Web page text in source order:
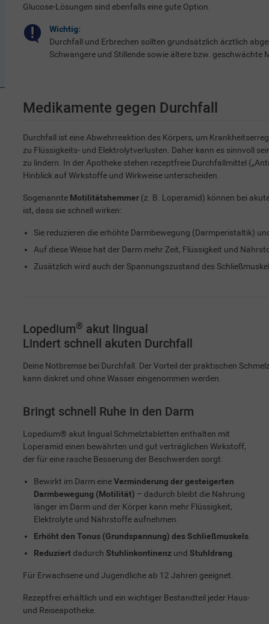
Glucose-Lösungen sind ebenfalls eine gute Option.
Wichtig:
Durchfall und Erbrechen sollten grundsätzlich ärztlich
Schwangere und Stillende sowie ältere bzw. geschwächte
Medikamente gegen Durchfall
Durchfall ist eine Abwehrreaktion des Körpers, um
zu Flüssigkeits- und Elektrolytverlusten. Daher kann es sinnvoll
zu lindern. In der Apotheke stehen rezeptfreie Durchfallmittel
Hinblick auf Wirkstoffe und Wirkweise unterscheiden.
Sogenannte Motilitätshemmer (z. B. Loperamid) können bei
ist, dass sie schnell wirken:
Sie reduzieren die erhöhte Darmbewegung (Darmperistaltik)
Auf diese Weise hat der Darm mehr Zeit, Flüssigkeit und
Zusätzlich wird auch der Spannungszustand des
Lopedium® akut lingual
Lindert schnell akuten Durchfall
Deine Notbremse bei Durchfall. Der Vorteil der praktischen
kann diskret und ohne Wasser eingenommen werden.
Bringt schnell Ruhe in den Darm
Lopedium® akut lingual Schmelztabletten enthalten mit
Loperamid einen bewährten und gut verträglichen Wirkstoff,
der für eine rasche Besserung der Beschwerden sorgt:
Bewirkt im Darm eineVerminderung der gesteigerten
Darmbewegung (Motilität) – dadurch bleibt die Nahrung
länger im Darm und der Körper kann mehr Flüssigkeit,
Elektrolyte und Nährstoffe aufnehmen.
Erhöht den Tonus (Grundspannung) des Schließmuskels.
Reduziertdadurch Stuhlinkontinenzund Stuhldrang.
Für Erwachsene und Jugendliche ab 12 Jahren geeignet.
Rezeptfrei erhältlich und ein wichtiger Bestandteil jeder Haus-
und Reiseapotheke.